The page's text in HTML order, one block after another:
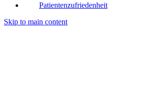
Patientenzufriedenheit
Skip to main content